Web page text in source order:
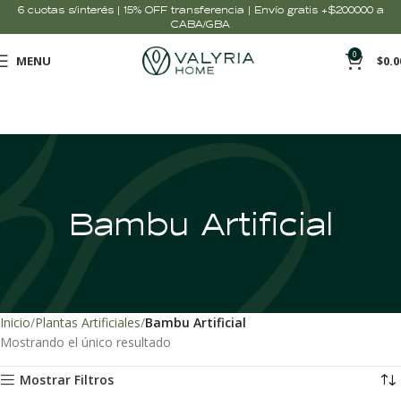
6 cuotas s/interés | 15% OFF transferencia | Envío gratis +$200000 a
CABA/GBA
MENU 0 $
Bambu Artificial
Inicio Plantas Artificiales Bambu Artificial
Mostrando el único resultado
Mostrar Filtros